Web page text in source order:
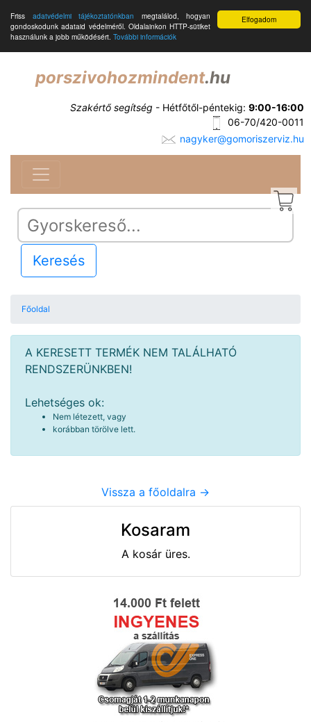
Elfogadom
Friss adatvédelmi tájékoztatónkban megtalálod, hogyan
gondoskodunk adataid védelméről. Oldalainkon HTTP-sütiket
használunk a jobb működésért. További információk
porszivohozmindent.hu
Szakértő segítség - Hétfőtől-péntekig: 9:00-16:00
06-70/420-0011
nagyker@gomoriszerviz.hu
Keresés
Főoldal
A KERESETT TERMÉK NEM TALÁLHATÓ
RENDSZERÜNKBEN!
Lehetséges ok:
Nem létezett, vagy
korábban törölve lett.
Vissza a főoldalra ->
Kosaram
A kosár üres.